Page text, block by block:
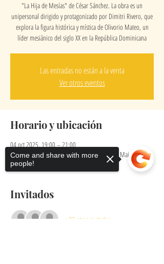
"La Hija de Mesías" de César Sánchez. La obra es un
unipersonal dirigido y protagonizado por Dimitri Rivero, que
explora la figura histórica y mística de Olivorio Mateo, un
líder mesiánico del siglo XX en la República Dominicana
Las entradas no están a la venta
Ver otros eventos
Horario y ubicación
04 oct 2025, 19:00 – 21:00
The Village Theatre, Hope Artiste Village - 1005 Main St
#2230, Pawtucket, RI 02860
Invitados
+23 otros invitados
Come and share with more
people!